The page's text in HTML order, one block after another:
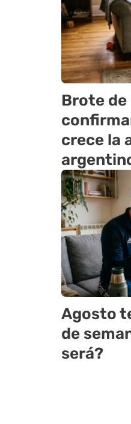
Brote
crece la
Agosto
de
será?